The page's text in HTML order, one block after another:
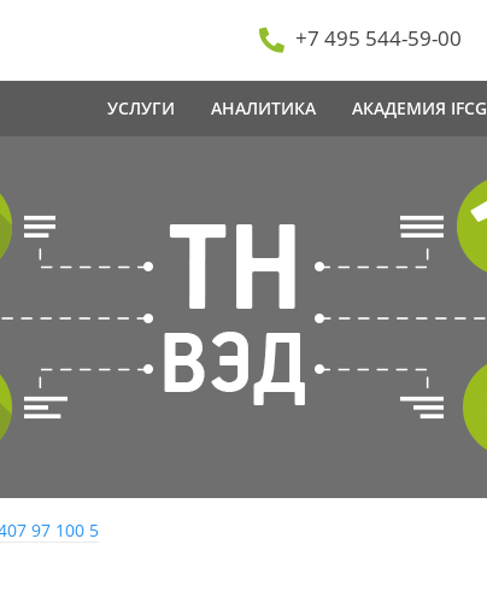
+7 495 544-59-00
УСЛУГИ АНАЛИТИКА АКАДЕМИЯ IFCG
97 100 5